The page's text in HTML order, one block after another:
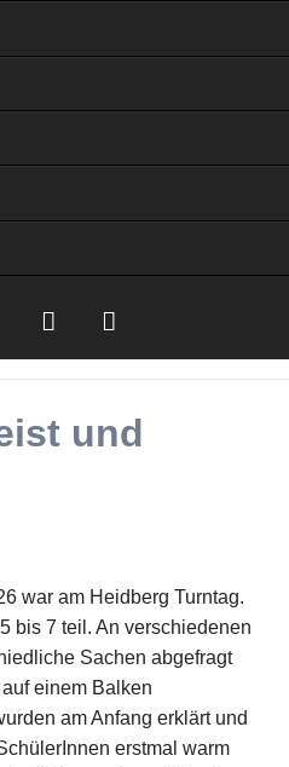
Mensa
Feed
und
war am Heidberg Turntag.
bis 7 teil. An verschiedenen
Sachen abgefragt
einem Balken
am Anfang erklärt und
erstmal warm